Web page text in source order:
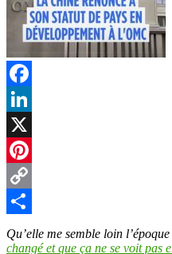
Facebook
LinkedIn
X
Pinterest
Copy
Link
Partager
Qu’elle me semble loin
changé et que ça ne se voit pas